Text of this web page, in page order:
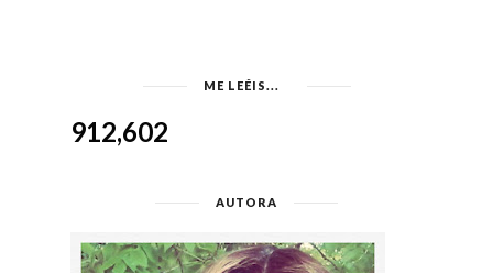
ME LEÉIS...
912,602
AUTORA